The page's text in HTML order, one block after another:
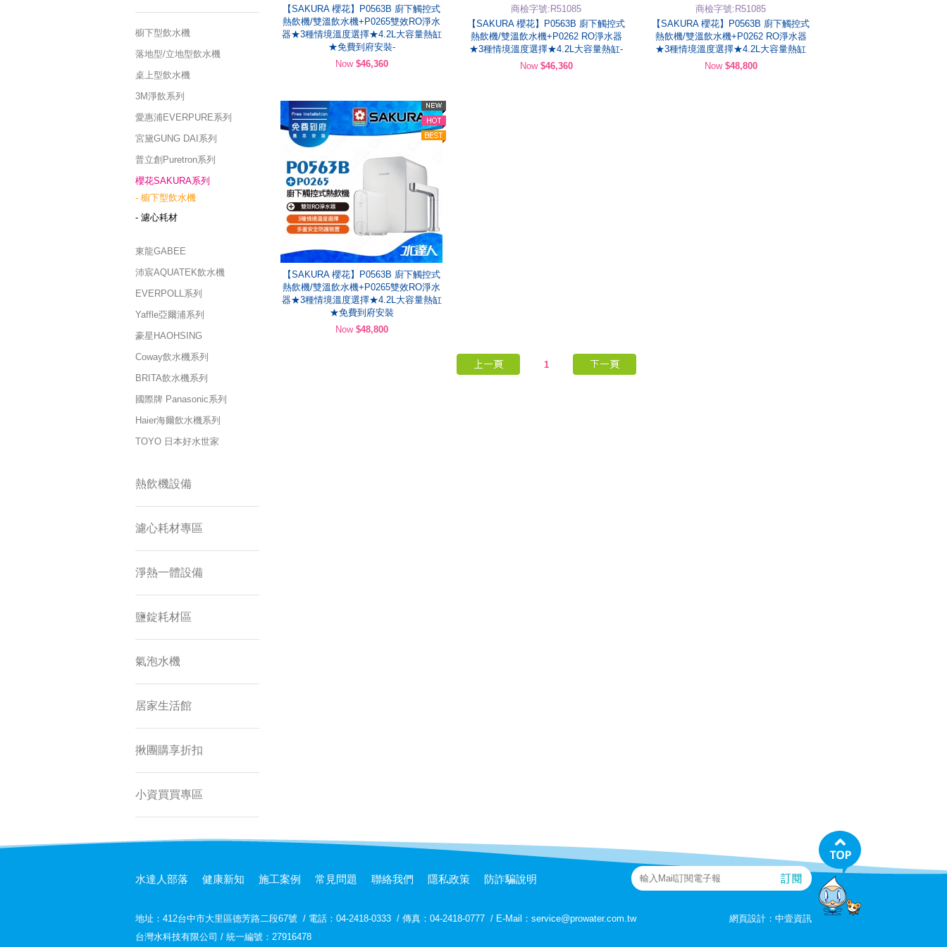
櫥下型飲水機
落地型/立地型飲水機
桌上型飲水機
3M淨飲系列
愛惠浦EVERPURE系列
宮黛GUNG DAI系列
普立創Puretron系列
櫻花SAKURA系列
- 櫥下型飲水機
- 濾心耗材
東龍GABEE
沛宸AQUATEK飲水機
EVERPOLL系列
Yaffle亞爾浦系列
豪星HAOHSING
Coway飲水機系列
BRITA飲水機系列
國際牌 Panasonic系列
Haier海爾飲水機系列
TOYO 日本好水世家
熱飲機設備
濾心耗材專區
淨熱一體設備
鹽錠耗材區
氣泡水機
居家生活館
揪團購享折扣
小資買買專區
【SAKURA 櫻花】P0563B 廚下觸控式
熱飲機/雙溫飲水機+P0265雙效RO淨水
器★3種情境溫度選擇★4.2L大容量熱缸
★免費到府安裝-
Now $46,360
商檢字號:R51085
【SAKURA 櫻花】P0563B 廚下觸控式
熱飲機/雙溫飲水機+P0262 RO淨水器
★3種情境溫度選擇★4.2L大容量熱缸-
Now $46,360
商檢字號:R51085
【SAKURA 櫻花】P0563B 廚下觸控式
熱飲機/雙溫飲水機+P0262 RO淨水器
★3種情境溫度選擇★4.2L大容量熱缸
Now $48,800
【SAKURA 櫻花】P0563B 廚下觸控式
熱飲機/雙溫飲水機+P0265雙效RO淨水
器★3種情境溫度選擇★4.2L大容量熱缸
★免費到府安裝
Now $48,800
1
水達人部落 健康新知 施工案例 常見問題 聯絡我們 隱私政策 防詐騙說明
地址： 412台中市大里區德芳路二段67號 / 電話：04-2418-0333 / 傳真：04-2418-0777 / E-Mail：service@prowater.com.tw
台灣水科技有限公司 / 統一編號：27916478
網頁設計： 中壹資訊